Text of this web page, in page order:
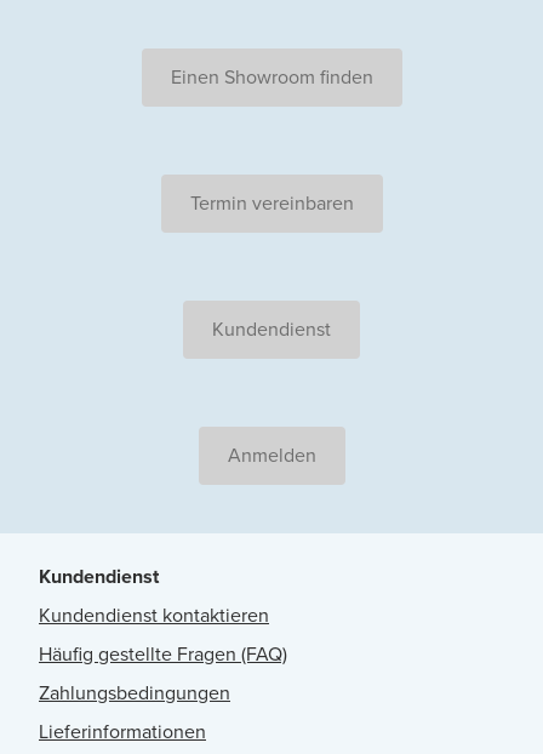
Einen Showroom finden
Termin vereinbaren
Kundendienst
Anmelden
Kundendienst
Kundendienst kontaktieren
Häufig gestellte Fragen (FAQ)
Zahlungsbedingungen
Lieferinformationen